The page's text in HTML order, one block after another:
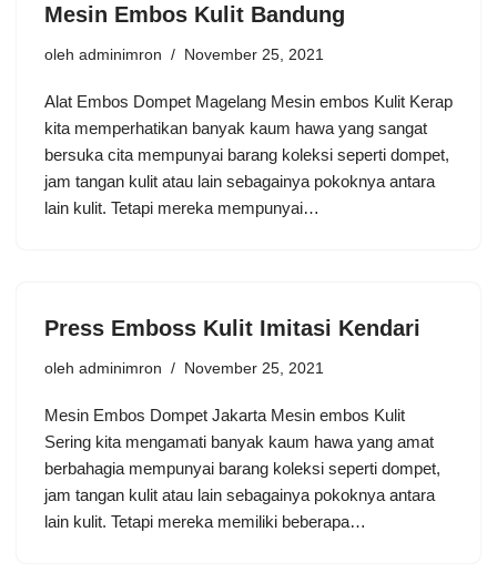
Mesin Embos Kulit Bandung
oleh adminimron November 25, 2021
Alat Embos Dompet Magelang Mesin embos Kulit Kerap
kita memperhatikan banyak kaum hawa yang sangat
bersuka cita mempunyai barang koleksi seperti dompet,
jam tangan kulit atau lain sebagainya pokoknya antara
lain kulit. Tetapi mereka mempunyai…
Press Emboss Kulit Imitasi Kendari
oleh adminimron November 25, 2021
Mesin Embos Dompet Jakarta Mesin embos Kulit
Sering kita mengamati banyak kaum hawa yang amat
berbahagia mempunyai barang koleksi seperti dompet,
jam tangan kulit atau lain sebagainya pokoknya antara
lain kulit. Tetapi mereka memiliki beberapa…